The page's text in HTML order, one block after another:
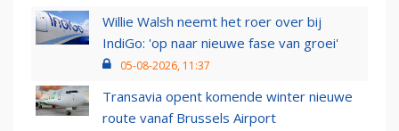
Willie Walsh neemt het roer over bij
IndiGo: 'op naar nieuwe fase van groei'
05-08-2026, 11:37
Transavia opent komende winter nieuwe
route vanaf Brussels Airport